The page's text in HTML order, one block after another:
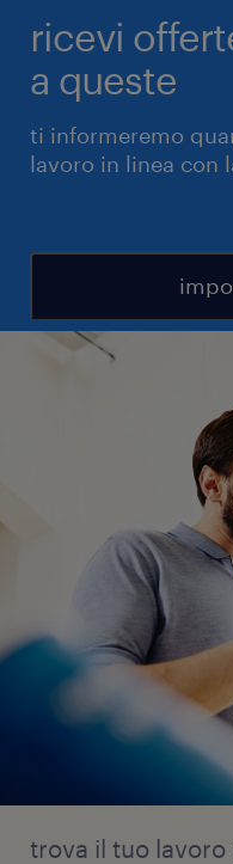
ricevi
a queste
ti informeremo
lavoro in linea con
trova il tuo